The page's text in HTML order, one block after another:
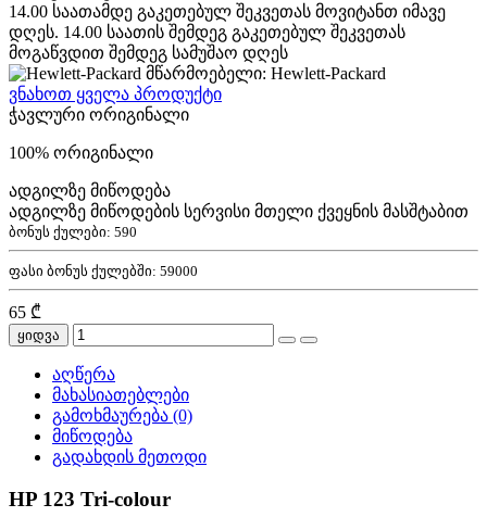
14.00 საათამდე გაკეთებულ შეკვეთას მოვიტანთ იმავე
დღეს. 14.00 საათის შემდეგ გაკეთებულ შეკვეთას
მოგაწვდით შემდეგ სამუშაო დღეს
მწარმოებელი: Hewlett-Packard
ვნახოთ ყველა პროდუქტი
ჭავლური ორიგინალი
100% ორიგინალი
ადგილზე მიწოდება
ადგილზე მიწოდების სერვისი მთელი ქვეყნის მასშტაბით
ბონუს ქულები: 590
ფასი ბონუს ქულებში: 59000
65 ₾
ყიდვა
აღწერა
მახასიათებლები
გამოხმაურება (0)
მიწოდება
გადახდის მეთოდი
HP 123 Tri-colour